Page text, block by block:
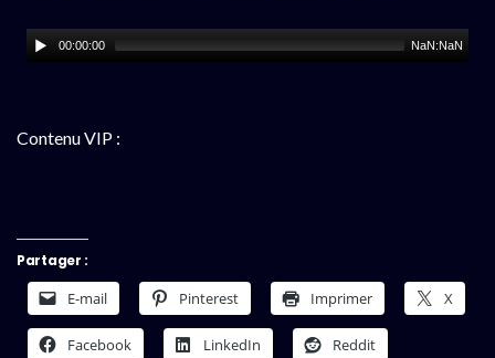
00:00:00 NaN:NaN
Contenu VIP :
Partager :
E-mail Pinterest Imprimer X
Facebook LinkedIn Reddit